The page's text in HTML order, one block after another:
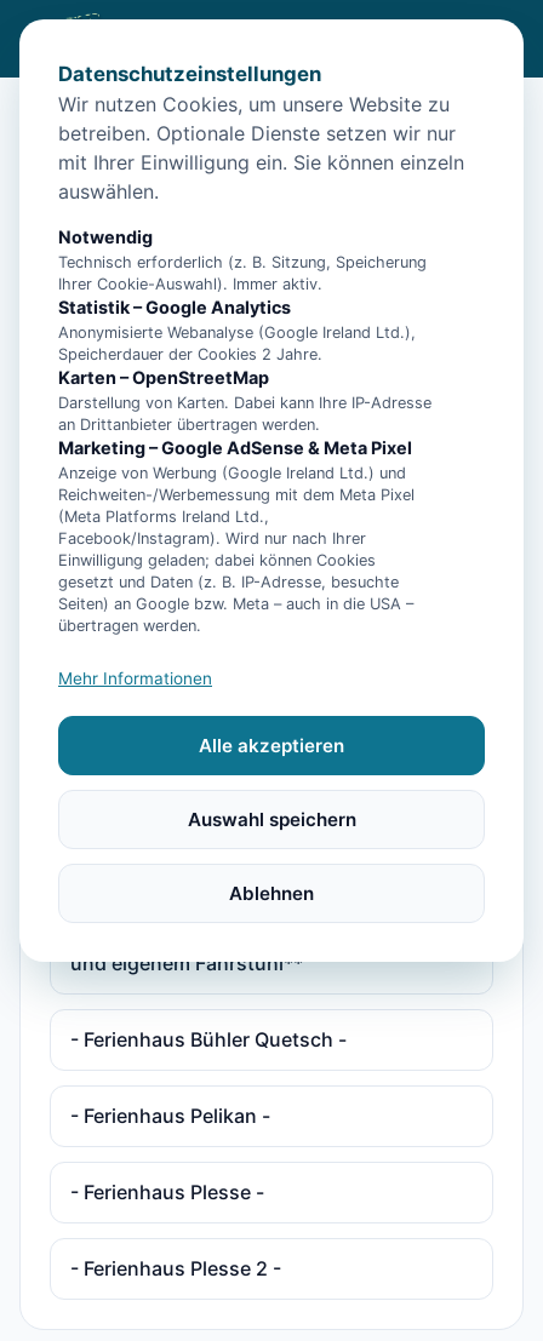
Diese Unterkunft ist aktuell nicht
buchbar
Unterkünfte in der Nähe
Ferienwohnung Dünenrose
Norddeicher Perle 2
**5 Sterne Luxus Ferienhaus Arngast für 6
Personen mit Pool, Sauna, Fitnessraum
**5 Sterne Luxus Ferienhaus Arngast für 6
und eigenem Fahrstuhl**
Personen mit Pool, Sauna, Fitnessraum
**Luxus Ferienhaus Voslapp für 6
und eigenem Fahrstuhl**
- Ferienhaus Bühler Quetsch -
- Ferienhaus Pelikan -
- Ferienhaus Plesse -
- Ferienhaus Plesse 2 -
Datenschutzeinstellungen
Wir nutzen Cookies, um unsere Website zu
betreiben. Optionale Dienste setzen wir nur
mit Ihrer Einwilligung ein. Sie können einzeln
auswählen.
Notwendig
Technisch erforderlich (z. B. Sitzung, Speicherung
Ihrer Cookie-Auswahl). Immer aktiv.
Statistik – Google Analytics
Anonymisierte Webanalyse (Google Ireland Ltd.),
Speicherdauer der Cookies 2 Jahre.
Karten – OpenStreetMap
Darstellung von Karten. Dabei kann Ihre IP-Adresse
an Drittanbieter übertragen werden.
Marketing – Google AdSense & Meta Pixel
Anzeige von Werbung (Google Ireland Ltd.) und
Reichweiten-/Werbemessung mit dem Meta Pixel
(Meta Platforms Ireland Ltd.,
Facebook/Instagram). Wird nur nach Ihrer
Einwilligung geladen; dabei können Cookies
gesetzt und Daten (z. B. IP-Adresse, besuchte
Seiten) an Google bzw. Meta – auch in die USA –
übertragen werden.
Mehr Informationen
Alle akzeptieren
Auswahl speichern
Ablehnen